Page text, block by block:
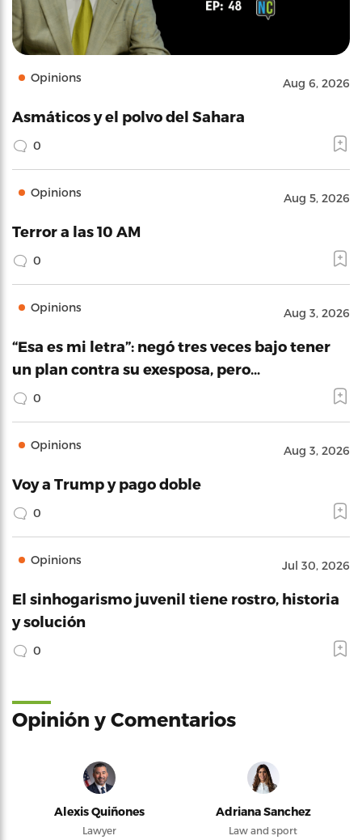
Opinions Aug 6, 2026
Asmáticos y el polvo del Sahara
0
Opinions Aug 5, 2026
Terror a las 10 AM
0
Opinions Aug 3, 2026
“Esa es mi letra”: negó tres veces bajo tener
un plan contra su exesposa, pero…
0
Opinions Aug 3, 2026
Voy a Trump y pago doble
0
Opinions Jul 30, 2026
El sinhogarismo juvenil tiene rostro, historia
y solución
0
Opinión y Comentarios
Alexis Quiñones
Lawyer
Adriana Sanchez
Law and sport